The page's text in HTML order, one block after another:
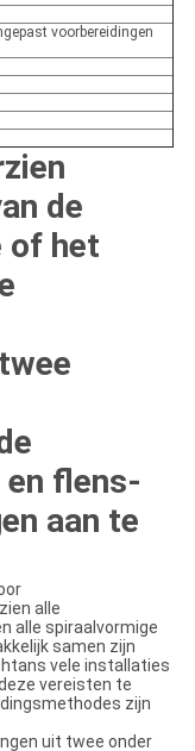
voorbereidingen
de
of het
flens-
aan te
alle
alle spiraalvormige
samen zijn
vele installaties
vereisten te
zijn
uit twee onder